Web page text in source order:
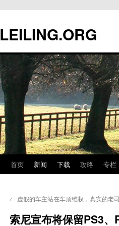
文
LEILING.ORG
首页 新闻 下载 攻略 专栏
← 虚假的车主站在车顶维权，真实的老
索尼宣布将保留PS3